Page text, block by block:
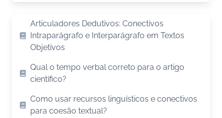
Articuladores Dedutivos: Conectivos
Intraparágrafo e Interparágrafo em Textos
Objetivos
Qual o tempo verbal correto para o artigo
científico?
Como usar recursos linguísticos e conectivos
para coesão textual?